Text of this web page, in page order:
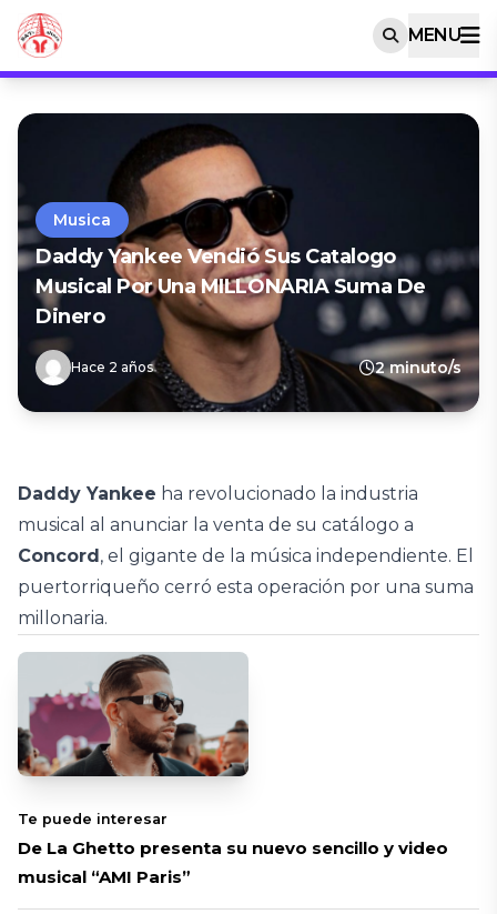
MENU
Musica
Daddy Yankee Vendió Sus Catalogo
Musical Por Una MILLONARIA Suma De
Dinero
Hace 2 años 2 minuto/s
Daddy Yankee ha revolucionado la industria
musical al anunciar la venta de su catálogo a
Concord, el gigante de la música independiente. El
puertorriqueño cerró esta operación por una suma
millonaria.
Te puede interesar
De La Ghetto presenta su nuevo sencillo y video
musical “AMI Paris”